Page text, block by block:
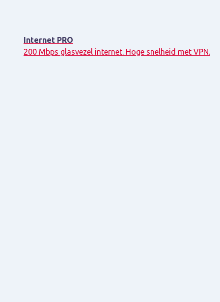
Internet PRO
200 Mbps glasvezel internet. Hoge snelheid met VPN.